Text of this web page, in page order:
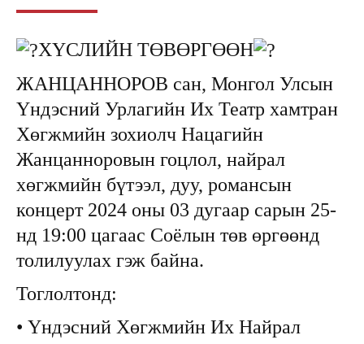
ХҮСЛИЙН ТӨВӨРГӨӨН
ЖАНЦАННОРОВ сан, Монгол Улсын
Үндэсний Урлагийн Их Театр хамтран
Хөгжмийн зохиолч Нацагийн
Жанцанноровын гоцлол, найрал
хөгжмийн бүтээл, дуу, романсын
концерт 2024 оны 03 дугаар сарын 25-
нд 19:00 цагаас Соёлын төв өргөөнд
толилуулах гэж байна.
Тоглолтонд:
• Үндэсний Хөгжмийн Их Найрал